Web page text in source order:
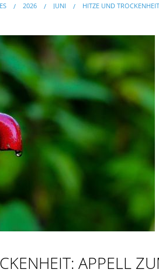
2026 JUNI HITZE UND
APPELL